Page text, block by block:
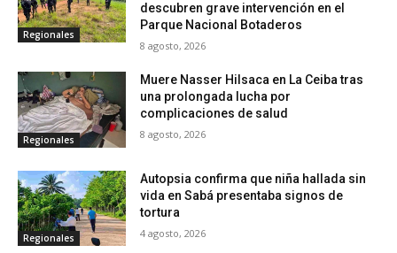
Regionales
descubren grave intervención en el
Parque Nacional Botaderos
8 agosto, 2026
Regionales
Muere Nasser Hilsaca en La Ceiba tras
una prolongada lucha por
complicaciones de salud
8 agosto, 2026
Regionales
Autopsia confirma que niña hallada sin
vida en Sabá presentaba signos de
tortura
4 agosto, 2026